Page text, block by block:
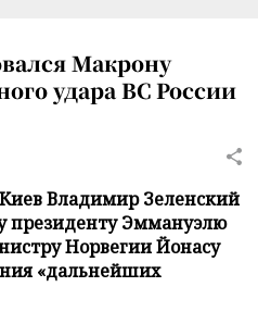
Макрону
удара ВС России
Владимир Зеленский
президенту Эммануэлю
Норвегии Йонасу
«дальнейших